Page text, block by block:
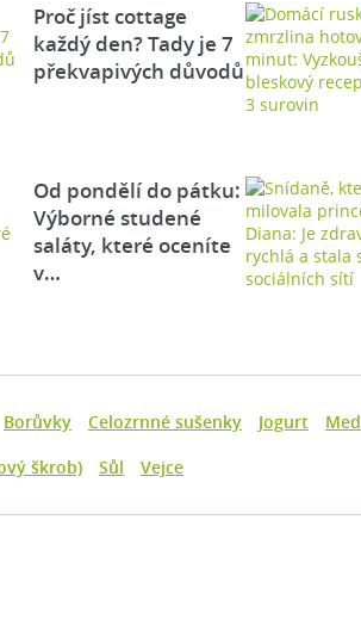
Proč jíst cottage
každý den? Tady je 7
překvapivých důvodů
Od pondělí do pátku:
Výborné studené
saláty, které oceníte
v…
Borůvky Celozrnné sušenky Jogurt Med
škrob)
Sůl Vejce